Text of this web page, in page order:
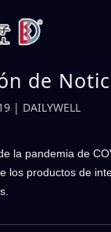
de
COVID-
apoya
los
| DAILYWELL
la pandemia de
los productos de